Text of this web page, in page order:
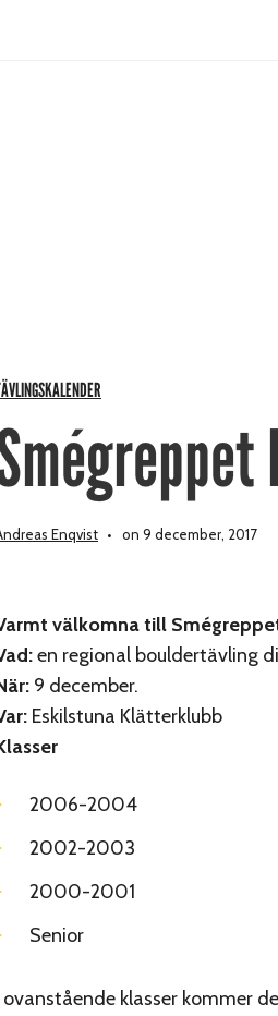
Enqvist on 9 december, 2017
välkomna till
en regional bouldertävling
9 december.
Eskilstuna Klätterklubb
2006-2004
2002-2003
2000-2001
Senior
ovanstående klasser kommer